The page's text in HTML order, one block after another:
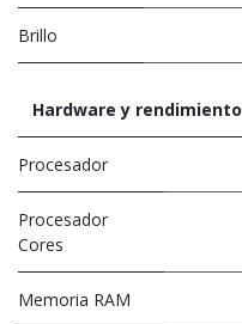
Brillo
Hardware y rendimiento
Procesador
Procesador
Cores
Memoria RAM